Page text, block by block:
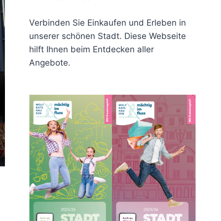
Verbinden Sie Einkaufen und Erleben in
unserer schönen Stadt. Diese Webseite
hilft Ihnen beim Entdecken aller
Angebote.